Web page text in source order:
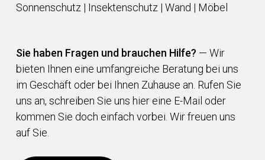
Sonnenschutz | Insektenschutz | Wand | Möbel
Sie haben Fragen und brauchen Hilfe? — Wir
bieten Ihnen eine umfangreiche Beratung bei uns
im Geschäft oder bei Ihnen Zuhause an. Rufen Sie
uns an, schreiben Sie uns hier eine E-Mail oder
kommen Sie doch einfach vorbei. Wir freuen uns
auf Sie.